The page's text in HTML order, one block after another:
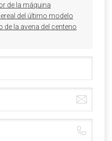
de la máquina
del último modelo
de la avena del centeno